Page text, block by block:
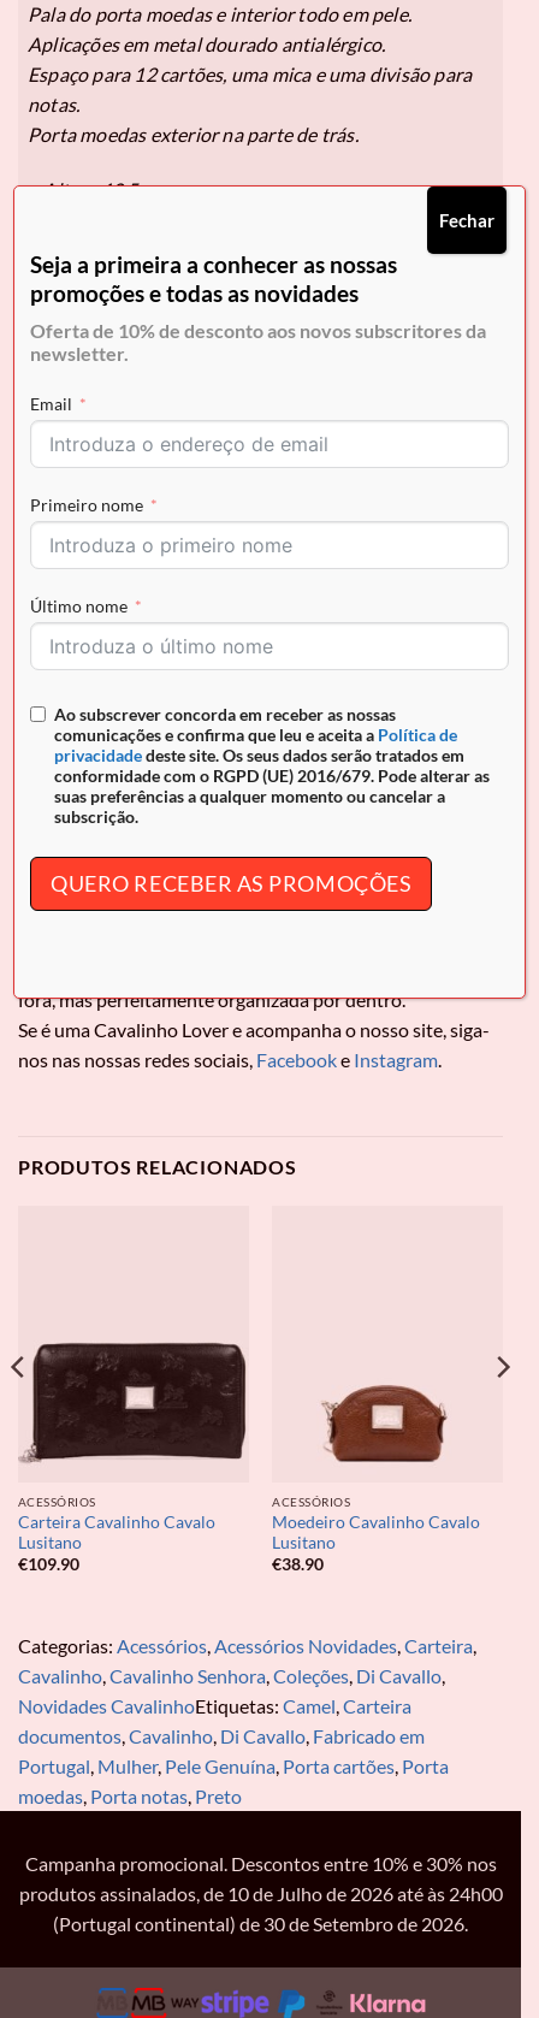
Pala do porta moedas e interior todo em pele.
Aplicações em metal dourado antialérgico.
Espaço para 12 cartões, uma mica e uma divisão para
notas.
Porta moedas exterior na parte de trás.
• Altura 10,5 cm,
Selecione Klarna no checkout.
COMPRAR AGORA
Envio grátis para Portugal em encomendas superiores a
50€ e pagamento seguro
REF:26250530.32.99
DESCRIÇÃO
INFORMAÇÃO ADICIONAL
Carteira para documentos, tamanho pequeno. Design
seguro e prático, garantindo proteção para tudo o que
fora, mas perfeitamente organizada por dentro.
Se é uma Cavalinho Lover e acompanha o nosso site, siga-
nos nas nossas redes sociais, Facebooke Instagram
PRODUTOS RELACIONADOS
ACESSÓRIOS
Carteira Cavalinho Cavalo
Lusitano
€109.90
ACESSÓRIOS
Moedeiro Cavalinho Cavalo
Lusitano
€38.90
Categorias: Acessórios Acessórios Novidades Carteira
Cavalinho Cavalinho Senhora Coleções Di Cavallo
Novidades CavalinhoEtiquetas: Camel Carteira
documentos Cavalinho Di Cavallo Fabricado em
Portugal Mulher, Pele Genuína Porta cartões Porta
moedas Porta notas Preto
Campanha promocional. Descontos entre 10% e 30% nos
produtos assinalados, de 10 de Julho de 2026 até às 24h00
(Portugal continental) de 30 de Setembro de 2026.
Seja a primeira a conhecer as nossas
promoções e todas as novidades
Oferta de 10% de desconto aos novos subscritores da
newsletter.
Email
Primeiro nome
Último nome
Ao subscrever concorda em receber as nossas
comunicações e confirma que leu e aceita a Política de
privacidadedeste site. Os seus dados serão tratados em
conformidade com o RGPD (UE) 2016/679. Pode alterar as
suas preferências a qualquer momento ou cancelar a
subscrição.
QUERO RECEBER AS PROMOÇÕES
Fechar